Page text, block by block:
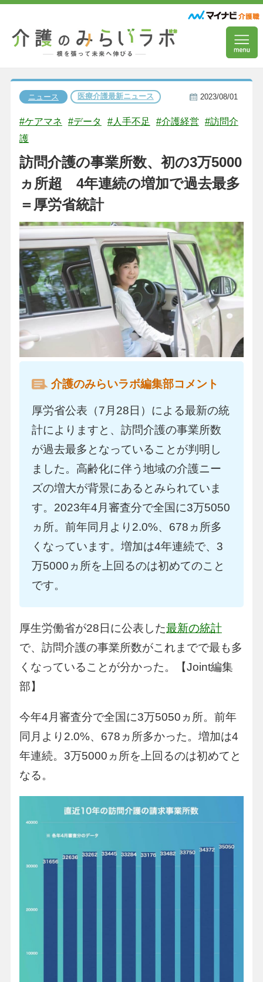
ニュース 医療介護最新ニュース 2023/08/01
#ケアマネ #データ #人手不足 #介護経営
#訪問介
護
訪問介護の事業所数、初の3万5000
ヵ所超 4年連続の増加で過去最多
＝厚労省統計
介護のみらいラボ編集部コメント
厚労省公表（7月28日）による最新の統
計によりますと、訪問介護の事業所数
が過去最多となっていることが判明し
ました。高齢化に伴う地域の介護ニー
ズの増大が背景にあるとみられていま
す。2023年4月審査分で全国に3万5050
ヵ所。前年同月より2.0%、678ヵ所多
くなっています。増加は4年連続で、3
万5000ヵ所を上回るのは初めてのこと
です。
厚生労働省が28日に公表した最新の統計
で、訪問介護の事業所数がこれまでで最も多
くなっていることが分かった。【Joint編集
部】
今年4月審査分で全国に3万5050ヵ所。前年
同月より2.0%、678ヵ所多かった。増加は4
年連続。3万5000ヵ所を上回るのは初めてと
なる。